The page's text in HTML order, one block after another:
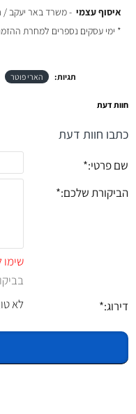
איסוף עצמי - משרד באר יעקב / חנות תל
* ימי עסקים נספרים למחרת
תגיות: הארי פוטר
חוות דעת
כתבו חוות דעת
שם פרטי:
הביקורת שלכם:
שימו
דירוג:
לא